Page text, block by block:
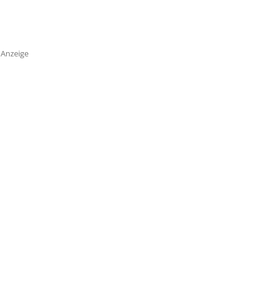
Anzeige